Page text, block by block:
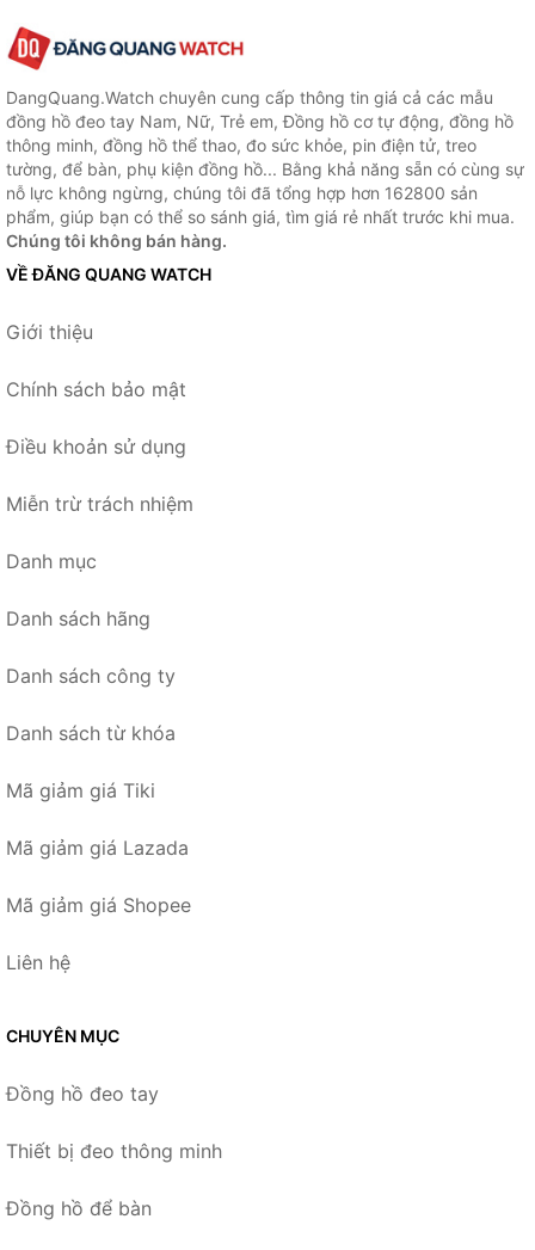
DangQuang.Watch chuyên cung cấp thông tin giá cả các mẫu
đồng hồ đeo tay Nam, Nữ, Trẻ em, Đồng hồ cơ tự động, đồng hồ
thông minh, đồng hồ thể thao, đo sức khỏe, pin điện tử, treo
tường, để bàn, phụ kiện đồng hồ... Bằng khả năng sẵn có cùng sự
nỗ lực không ngừng, chúng tôi đã tổng hợp hơn 162800 sản
phẩm, giúp bạn có thể so sánh giá, tìm giá rẻ nhất trước khi mua.
Chúng tôi không bán hàng.
VỀ ĐĂNG QUANG WATCH
Giới thiệu
Chính sách bảo mật
Điều khoản sử dụng
Miễn trừ trách nhiệm
Danh mục
Danh sách hãng
Danh sách công ty
Danh sách từ khóa
Mã giảm giá Tiki
Mã giảm giá Lazada
Mã giảm giá Shopee
Liên hệ
CHUYÊN MỤC
Đồng hồ đeo tay
Thiết bị đeo thông minh
Đồng hồ để bàn